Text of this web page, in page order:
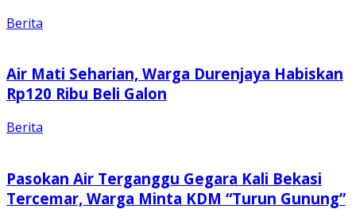
Berita
Air Mati Seharian, Warga Durenjaya Habiskan
Rp120 Ribu Beli Galon
Berita
Pasokan Air Terganggu Gegara Kali Bekasi
Tercemar, Warga Minta KDM “Turun Gunung”